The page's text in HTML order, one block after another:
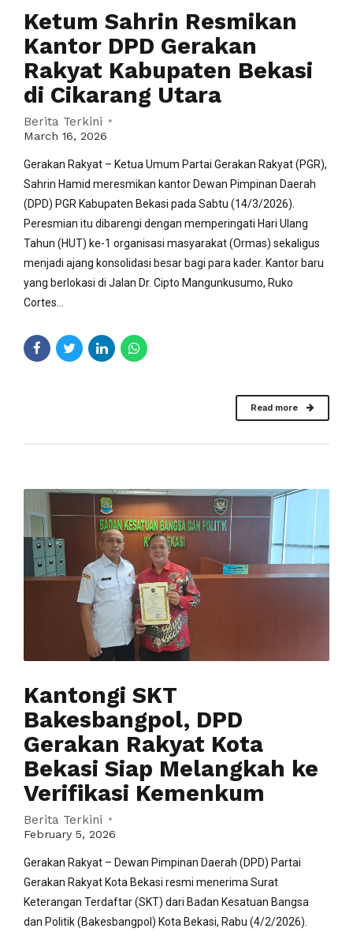
Ketum Sahrin Resmikan
Kantor DPD Gerakan
Rakyat Kabupaten Bekasi
di Cikarang Utara
Berita Terkini
March 16, 2026
Gerakan Rakyat – Ketua Umum Partai Gerakan Rakyat (PGR),
Sahrin Hamid meresmikan kantor Dewan Pimpinan Daerah
(DPD) PGR Kabupaten Bekasi pada Sabtu (14/3/2026).
Peresmian itu dibarengi dengan memperingati Hari Ulang
Tahun (HUT) ke-1 organisasi masyarakat (Ormas) sekaligus
menjadi ajang konsolidasi besar bagi para kader. Kantor baru
yang berlokasi di Jalan Dr. Cipto Mangunkusumo, Ruko
Cortes...
Read more
Kantongi SKT
Bakesbangpol, DPD
Gerakan Rakyat Kota
Bekasi Siap Melangkah ke
Verifikasi Kemenkum
Berita Terkini
February 5, 2026
Gerakan Rakyat – Dewan Pimpinan Daerah (DPD) Partai
Gerakan Rakyat Kota Bekasi resmi menerima Surat
Keterangan Terdaftar (SKT) dari Badan Kesatuan Bangsa
dan Politik (Bakesbangpol) Kota Bekasi, Rabu (4/2/2026).